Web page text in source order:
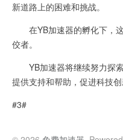
新道路上的困难和挑战。
在YB加速器的孵化下，这
佼者。
YB加速器将继续努力探索
提供支持和帮助，促进科技
#3#